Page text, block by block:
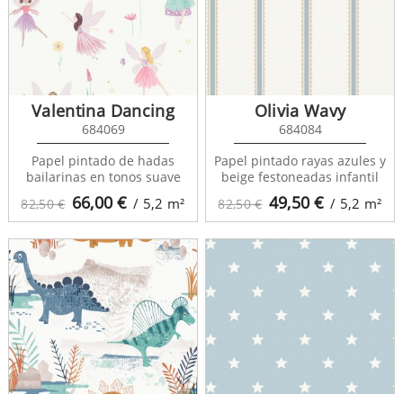
82,50 € 66,00€ / 5,2 m²
Valentina Dancing
684069
Papel pintado de hadas
bailarinas en tonos suave
82,50 € 49,50€ / 5,2 m²
Olivia Wavy
684084
Papel pintado rayas azules y
beige festoneadas infantil